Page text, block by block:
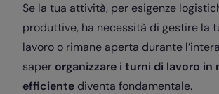
Se la tua attività, per esigenze
produttive, ha necessità di gestire la
lavoro o rimane aperta durante
saper organizzare i turni di lavoro in
efficiente diventa fondamentale.